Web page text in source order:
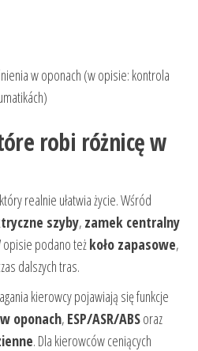
w oponach (w opisie: kontrola
robi różnicę w
realnie ułatwia życie. Wśród
szyby, zamek centralny
opisie podano też koło zapasowe,
dalszych tras.
kierowcy pojawiają się funkcje
oponach, ESP/ASR/ABSoraz
. Dla kierowców ceniących